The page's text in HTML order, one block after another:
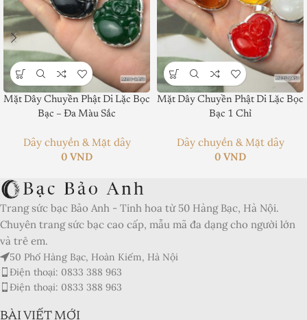
Product SKU:
Product Brand:
Product Currency:
Price Valid Until:
Product In-Stock:
Xếp hạng của biên tập viên:
5
Mặt Dây Chuyền Phật Di Lặc Bọc
Bạc – Đa Màu Sắc
Dây chuyền & Mặt dây
0 VND
Mặt Dây Chuyền Phật Di Lặc Bọc
Bạc 1 Chỉ
Dây chuyền & Mặt dây
0 VND
Trang sức bạc Bảo Anh - Tinh hoa từ 50 Hàng Bạc, Hà Nội.
Chuyên trang sức bạc cao cấp, mẫu mã đa dạng cho người lớn
và trẻ em.
50 Phố Hàng Bạc, Hoàn Kiếm, Hà Nội
Điện thoại: 0833 388 963
Điện thoại: 0833 388 963
BÀI VIẾT MỚI